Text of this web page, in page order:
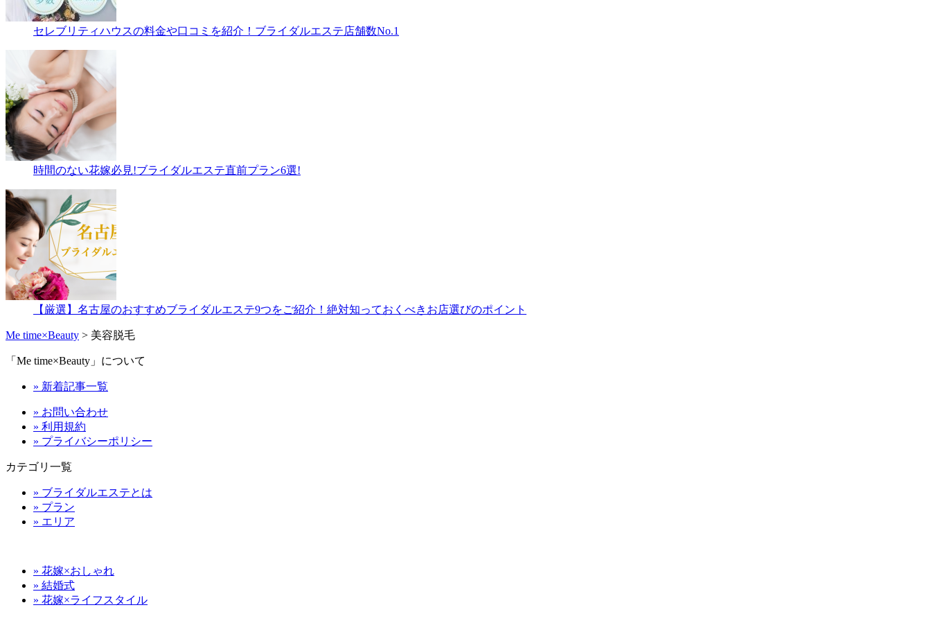
セレブリティハウスの料金や口コミを紹介！ブライダルエステ店舗数No.1
時間のない花嫁必見!ブライダルエステ直前プラン6選!
【厳選】名古屋のおすすめブライダルエステ9つをご紹介！絶対知っておくべきお店選びのポイント
Me time×Beauty > 美容脱毛
「Me time×Beauty」について
» 新着記事一覧
» お問い合わせ
» 利用規約
» プライバシーポリシー
カテゴリ一覧
» ブライダルエステとは
» プラン
» エリア
» 花嫁×おしゃれ
» 結婚式
» 花嫁×ライフスタイル